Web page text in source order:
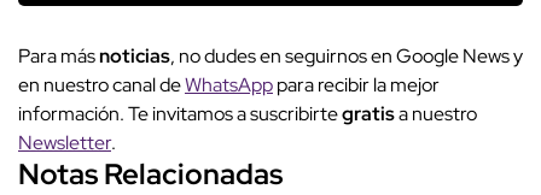
Para másnoticias, no dudes en seguirnos en Google News y
en nuestro canal deWhatsApppara recibir la mejor
información. Te invitamos a suscribirtegratisa nuestro
Newsletter.
Notas Relacionadas